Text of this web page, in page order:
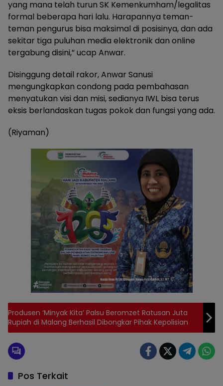
yang mana telah turun SK Kemenkumham/legalitas
formal beberapa hari lalu. Harapannya teman-
teman pengurus bisa maksimal di posisinya, dan ada
sekitar tiga puluhan media elektronik dan online
tergabung disini,” ucap Anwar.
Disinggung detail rakor, Anwar Sanusi
mengungkapkan condong pada pembahasan
menyatukan visi dan misi, sedianya IWL bisa terus
eksis berlandaskan tugas pokok dan fungsi yang ada.
(Riyaman)
Produsen ‘Minyak Kita’ Palsu Beromzet Ratusan Juta
Rupiah di Malang Berhasil Dibongkar Pihak Kepolisian
Pos Terkait